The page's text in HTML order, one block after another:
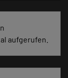
aufgerufen.